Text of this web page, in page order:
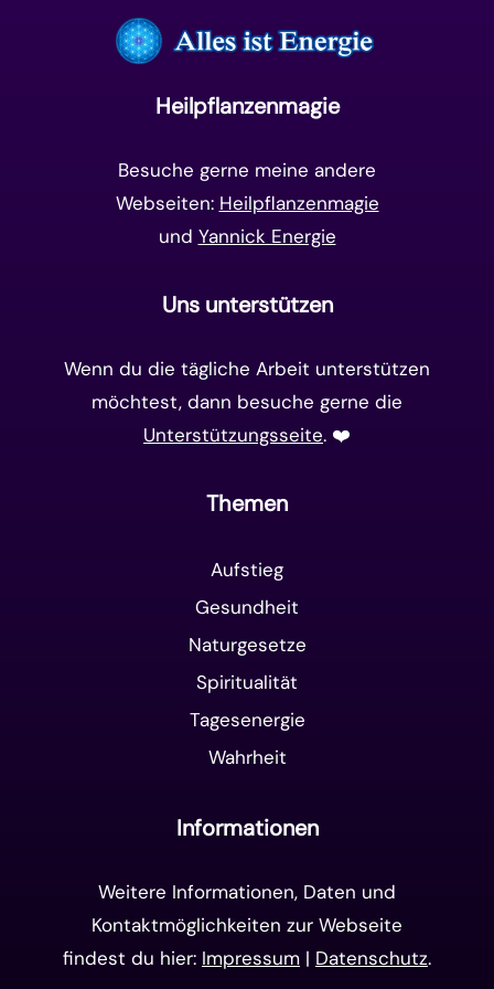
Unterbewusstsein
Heilpflanzenmagie
Besuche gerne meine andere
Webseiten: Heilpflanzenmagie
und Yannick Energie
Uns unterstützen
Wenn du die tägliche Arbeit unterstützen
möchtest, dann besuche gerne die
Unterstützungsseite. ❤️️
Themen
Aufstieg
Gesundheit
Naturgesetze
Spiritualität
Tagesenergie
Wahrheit
Informationen
Weitere Informationen, Daten und
Kontaktmöglichkeiten zur Webseite
findest du hier: Impressum | Datenschutz.